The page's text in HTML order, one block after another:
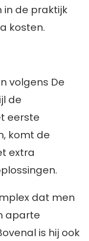
in de praktijk
kosten.
volgens De
de
eerste
komt de
extra
dat men
aparte
is hij ook